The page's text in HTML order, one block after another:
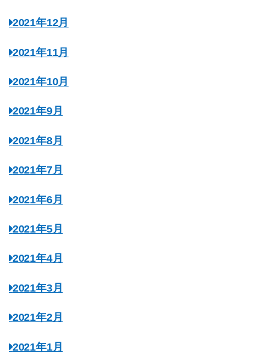
2021年12月
2021年11月
2021年10月
2021年9月
2021年8月
2021年7月
2021年6月
2021年5月
2021年4月
2021年3月
2021年2月
2021年1月